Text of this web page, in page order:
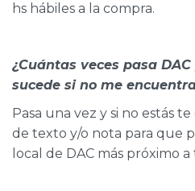
hs hábiles a la compra.
¿Cuántas veces pasa
sucede si no me
Pasa una vez y si no estás
de texto y/o nota para que
local de DAC más próximo